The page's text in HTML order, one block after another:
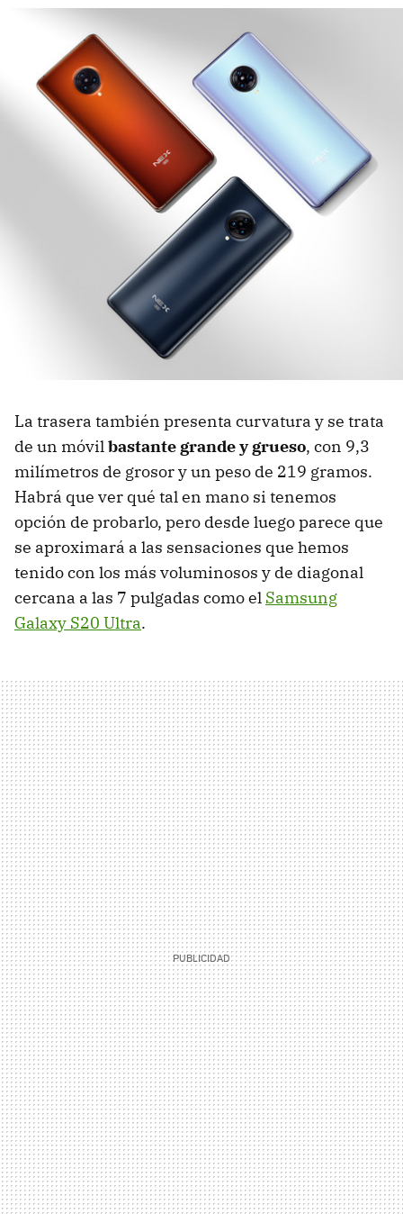
La trasera también presenta curvatura y se trata
de un móvilbastante grande y grueso, con 9,3
milímetros de grosor y un peso de 219 gramos.
Habrá que ver qué tal en mano si tenemos
opción de probarlo, pero desde luego parece que
se aproximará a las sensaciones que hemos
tenido con los más voluminosos y de diagonal
cercana a las 7 pulgadas como el Samsung
Galaxy S20 Ultra.